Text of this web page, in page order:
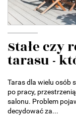
Stałe czy
tarasu -
Taras dla wielu osób
po pracy,
salonu. Problem
decydować za...